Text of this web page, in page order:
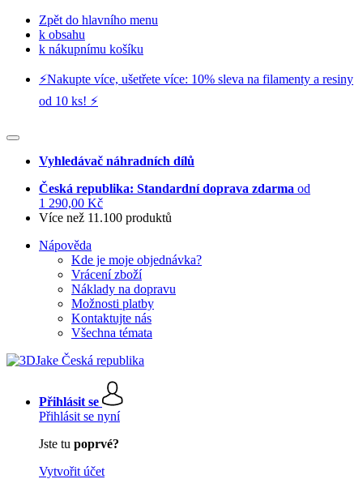
Zpět do hlavního menu
k obsahu
k nákupnímu košíku
⚡️Nakupte více, ušetřete více: 10% sleva na filamenty a resiny
od 10 ks! ⚡️
Vyhledávač náhradních dílů
Česká republika: Standardní doprava zdarma od
1 290,00 Kč
Více než 11.100 produktů
Nápověda
Kde je moje objednávka?
Vrácení zboží
Náklady na dopravu
Možnosti platby
Kontaktujte nás
Všechna témata
Přihlásit se
Přihlásit se nyní
Jste tu poprvé?
Vytvořit účet